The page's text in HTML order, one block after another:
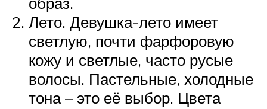
Лето. Девушка-лето имеет
светлую, почти фарфоровую
кожу и светлые, часто русые
волосы. Пастельные, холодные
тона – это её выбор. Цвета